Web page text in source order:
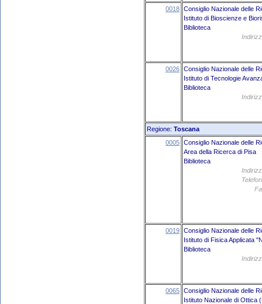
0018 Consiglio Nazionale delle
Istituto di Bioscienze e
Biblioteca
0026 Consiglio Nazionale delle
Istituto di Tecnologie
Biblioteca
Regione: Toscana
0005 Consiglio Nazionale delle
Area della Ricerca di Pisa
Biblioteca
0019 Consiglio Nazionale delle
Istituto di Fisica Applicata
Biblioteca
0065 Consiglio Nazionale delle
Istituto Nazionale di Ottica